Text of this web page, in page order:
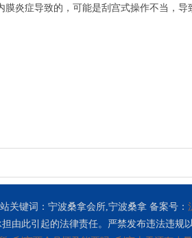
炎症导致的，可能是刮宫式操作不当，
关键词：宁波桑拿会所,宁波桑拿 备案号：
由此引起的法律责任。严禁发布违法违规